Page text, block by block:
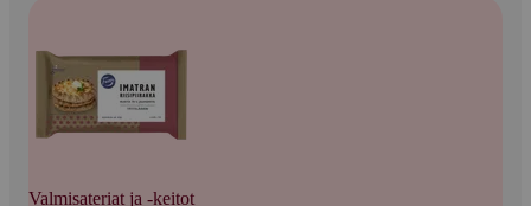
Valmisateriat ja -keitot